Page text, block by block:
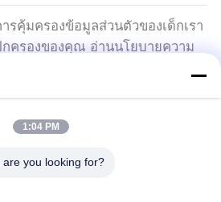
รคุ้มครองข้อมูลส่วนตัวของเด็กเรา
ครองของคุณ อ่านนโยบายความ
ด และใช้บริการของเรา หรือให้
1:04 PM
you looking for?